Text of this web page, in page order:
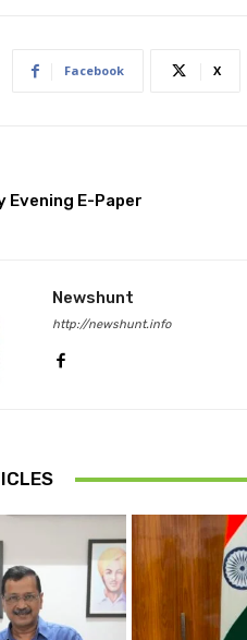
Facebook X
Evening E-Paper
Newshunt
http://newshunt.info